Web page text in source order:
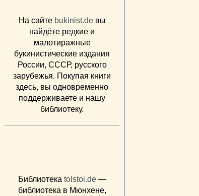
На сайте bukinist.deвы
найдёте редкие и
малотиражные
букинистические издания
России, СССР, русского
зарубежья. Покупая книги
здесь, вы одновременно
поддерживаете и нашу
библиотеку.
Библиотека tolstoi.de—
библиотека в Мюнхене,